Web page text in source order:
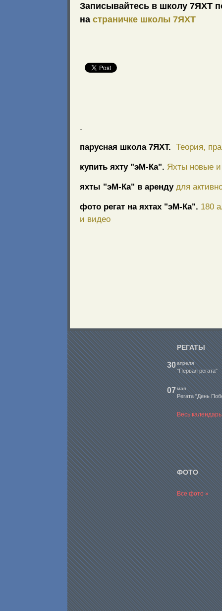
Записывайтесь в школу 7ЯХТ
на страничке школы 7ЯХТ
.
парусная школа 7ЯХТ. Теория,
купить яхту "эМ-Ка". Яхты новые и
яхты "эМ-Ка" в аренду для
фото регат на яхтах "эМ-Ка". 180
и видео
РЕГАТЫ
30апреля
"Первая регата"
07мая
Регата "День
Весь
ФОТО
Все фото »